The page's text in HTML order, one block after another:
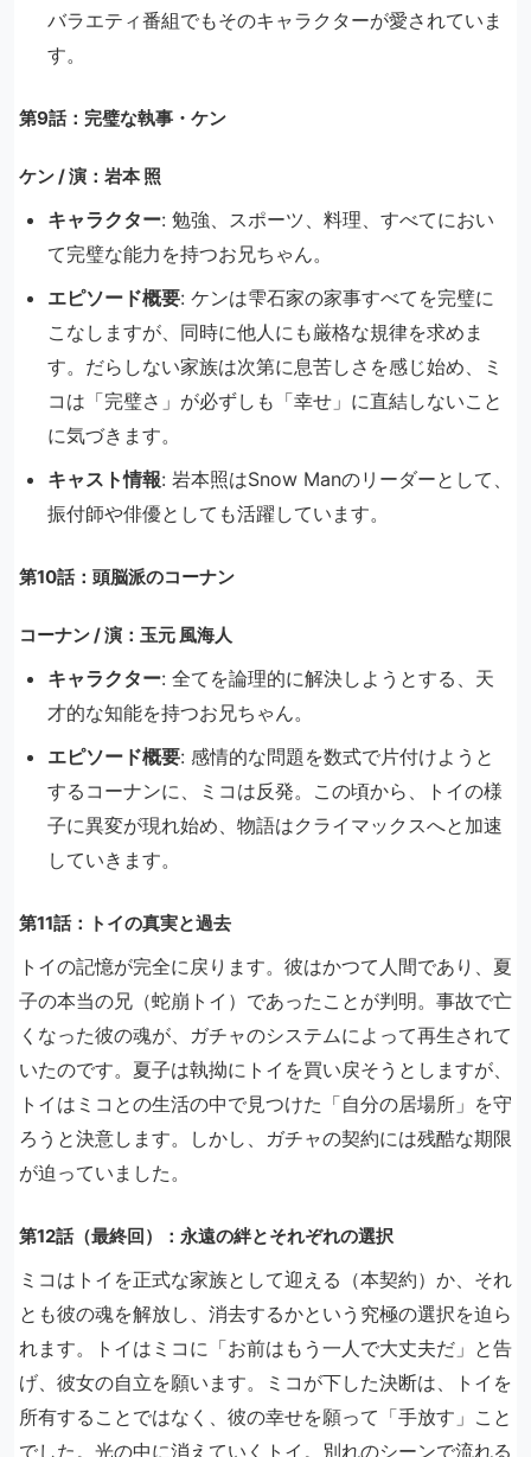
バラエティ番組でもそのキャラクターが愛されていま
す。
第9話：完璧な執事・ケン
ケン / 演：岩本 照
キャラクター: 勉強、スポーツ、料理、すべてにおい
て完璧な能力を持つお兄ちゃん。
エピソード概要: ケンは雫石家の家事すべてを完璧に
こなしますが、同時に他人にも厳格な規律を求めま
す。だらしない家族は次第に息苦しさを感じ始め、ミ
コは「完璧さ」が必ずしも「幸せ」に直結しないこと
に気づきます。
キャスト情報: 岩本照はSnow Manのリーダーとして、
振付師や俳優としても活躍しています。
第10話：頭脳派のコーナン
コーナン / 演：玉元 風海人
キャラクター: 全てを論理的に解決しようとする、天
才的な知能を持つお兄ちゃん。
エピソード概要: 感情的な問題を数式で片付けようと
するコーナンに、ミコは反発。この頃から、トイの様
子に異変が現れ始め、物語はクライマックスへと加速
していきます。
第11話：トイの真実と過去
トイの記憶が完全に戻ります。彼はかつて人間であり、夏
子の本当の兄（蛇崩トイ）であったことが判明。事故で亡
くなった彼の魂が、ガチャのシステムによって再生されて
いたのです。夏子は執拗にトイを買い戻そうとしますが、
トイはミコとの生活の中で見つけた「自分の居場所」を守
ろうと決意します。しかし、ガチャの契約には残酷な期限
が迫っていました。
第12話（最終回）：永遠の絆とそれぞれの選択
ミコはトイを正式な家族として迎える（本契約）か、それ
とも彼の魂を解放し、消去するかという究極の選択を迫ら
れます。トイはミコに「お前はもう一人で大丈夫だ」と告
げ、彼女の自立を願います。ミコが下した決断は、トイを
所有することではなく、彼の幸せを願って「手放す」こと
でした。光の中に消えていくトイ。別れのシーンで流れる